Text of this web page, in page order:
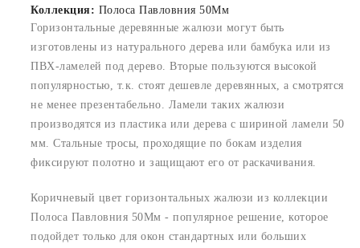
Коллекция: Полоса Павловния 50Мм
Горизонтальные деревянные жалюзи могут быть
изготовлены из натурального дерева или бамбука или из
ПВХ-ламелей под дерево. Вторые пользуются высокой
популярностью, т.к. стоят дешевле деревянных, а смотрятся
не менее презентабельно. Ламели таких жалюзи
производятся из пластика или дерева с шириной ламели 50
мм. Стальные тросы, проходящие по бокам изделия
фиксируют полотно и защищают его от раскачивания.
Коричневый цвет горизонтальных жалюзи из коллекции
Полоса Павловния 50Мм - популярное решение, которое
подойдет только для окон стандартных или больших